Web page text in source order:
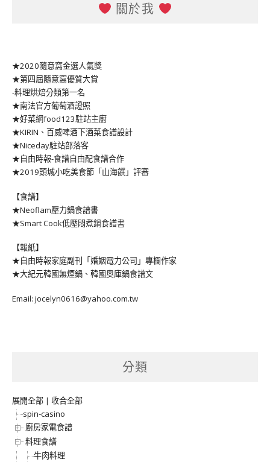
關於我
★2020隨意窩金選人氣獎
★第四屆隨意窩優質大賞
-料理烘焙分類第一名
★南法官方葡萄酒證照
★好菜網food123駐站主廚
★KIRIN、百威啤酒下酒菜食譜設計
★Niceday駐站部落客
★自由時報-食譜自由配食譜合作
★2019頭城小吃美食節「山海饌」評審
【食譜】
★Neoflam壓力鍋食譜書
★Smart Cook低壓悶煮鍋食譜書
【報紙】
★自由時報家庭副刊「婚姻電力公司」專欄作家
★大紀元韓國無煙鍋、韓國奧庫鍋食譜文
Email: jocelyn0616@yahoo.com.tw
分類
展開全部 | 收合全部
spin-casino
廚房家電食譜
料理食譜
牛肉料理